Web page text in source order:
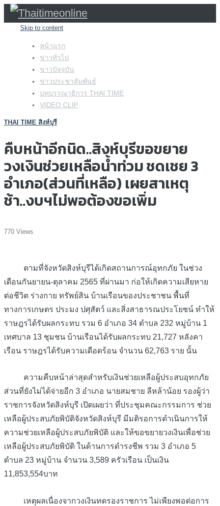
Skip to content
หน้าแรก
ข่าวทั่วไป
ข่าวปัจจุบัน
ข่าวประชาสัมพันธ์
บทบรรณาธิการ THAI TIME
VIDEO CLIP
THAI TIME สิงห์บุรี
คืบหน้าอีกนิด..สิงห์บุรีขอขยาย
วงเงินช่วยเหลือน้ำท่วม ชดเชย 3
อำเภอ(ส่วนที่เหลือ) เผยสาเหตุ
ช้า..งบฯไม่พอต้องขอเพิ่ม
770 Views
ตามที่จังหวัดสิงห์บุรีได้เกิดสถานการณ์อุทกภัย ในช่วง
เดือนกันยายน-ตุลาคม 2565 ที่ผ่านมา ก่อให้เกิดความเสียหาย
ต่อชีวิต ร่างกาย ทรัพย์สิน บ้านเรือนของประชาชน พื้นที่
ทางการเกษตร ประมง ปศุสัตว์ และสิ่งสาธารณประโยชน์ ทำให้
ราษฎรได้รับผลกระทบ รวม 6 อำเภอ 34 ตำบล 232 หมู่บ้าน 1
เทศบาล 13 ชุมชน บ้านเรือนได้รับผลกระทบ 21,727 หลังคา
เรือน ราษฎรได้รับความเดือดร้อน จำนวน 62,763 ราย นั้น
ความคืบหน้าล่าสุดสำหรับเงินช่วยเหลือผู้ประสบอุทกภัย
ส่วนที่ยังไม่ได้จ่ายอีก 3 อำเภอ นายสมชาย ลีหล้าน้อย รองผู้ว่า
ราชการจังหวัดสิงห์บุรี เปิดเผยว่า ที่ประชุมคณะกรรมการ ช่วย
เหลือผู้ประสบภัยพิบัติจังหวัดสิงห์บุรี มีมติรอการดำเนินการให้
ความช่วยเหลือผู้ประสบภัยพิบัติ และให้ขอขยายวงเงินเพื่อช่วย
เหลือผู้ประสบภัยพิบัติ ในด้านการดำรงชีพ รวม 3 อำเภอ 5
ตำบล 23 หมู่บ้าน จำนวน 3,589 ครัวเรือน เป็นเงิน
11,853,554บาท
เหตุผลเนื่องจากวงเงินทดรองราชการ ไม่เพียงพอต่อการ